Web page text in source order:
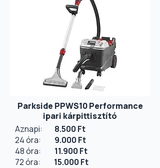
Parkside PPWS10 Performance
ipari kárpittisztító
Aznapi:
8.500 Ft
24 óra: 9.000 Ft
48 óra: 11.900 Ft
​72 óra: 15.000 Ft